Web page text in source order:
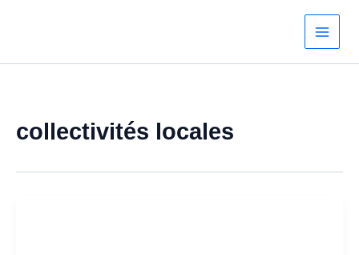
collectivités locales